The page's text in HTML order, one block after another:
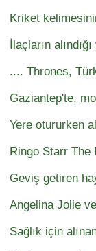
Kriket
İlaçların
.... Thrones,
Gaziantep'te,
Yere otururken
Ringo Starr The
Geviş getiren
Angelina Jolie
Sağlık için